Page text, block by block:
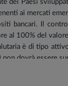
dei Paesi
ai mercati
bancari. Il
al 100% del
è di tipo
dovrà essere
gli